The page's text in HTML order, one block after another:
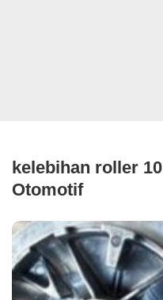
kelebihan roller
Otomotif